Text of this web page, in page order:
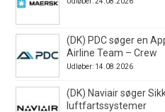
(DK) PDC søger en
Airline Team – Crew
Udløber: 14.08.2026
(DK) Naviair søger
luftfartssystemer